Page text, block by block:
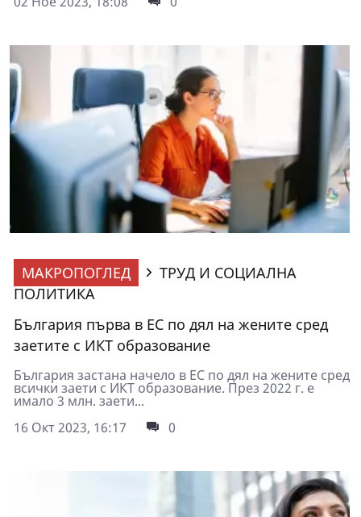
МАКРОПОГЛЕД
ТРУД И СОЦИАЛНА
ПОЛИТИКА
България първа в ЕС по дял на жените сред
заетите с ИКТ образование
България застана начело в ЕС по дял на жените сред
всички заети с ИКТ образование. През 2022 г. е
имало 3 млн. заети...
16 Окт 2023, 16:17
0